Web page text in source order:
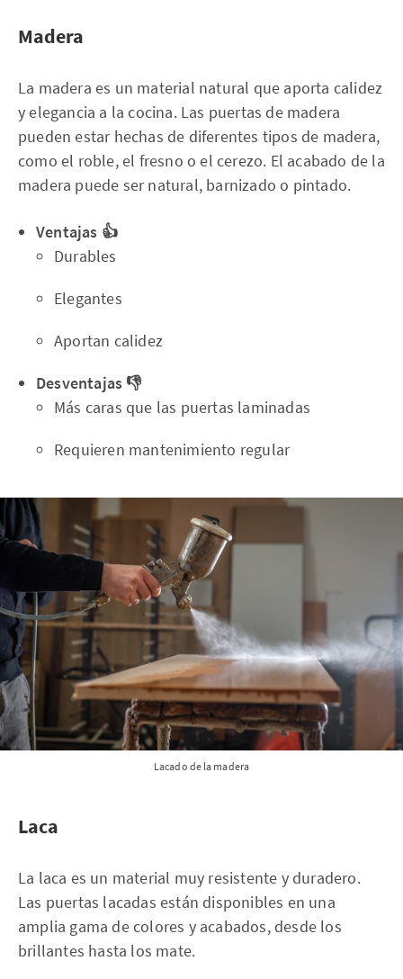
Madera
La madera es un material natural que aporta calidez
y elegancia a la cocina. Las puertas de madera
pueden estar hechas de diferentes tipos de madera,
como el roble, el fresno o el cerezo. El acabado de la
madera puede ser natural, barnizado o pintado.
Ventajas 👍
Durables
Elegantes
Aportan calidez
Desventajas 👎
Más caras que las puertas laminadas
Requieren mantenimiento regular
Lacado de la madera
Laca
La laca es un material muy resistente y duradero.
Las puertas lacadas están disponibles en una
amplia gama de colores y acabados, desde los
brillantes hasta los mate.